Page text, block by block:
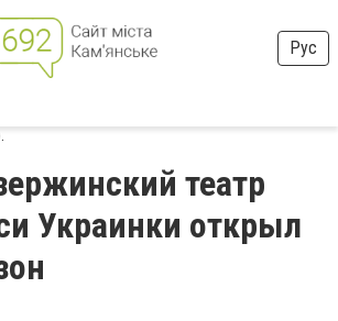
Рус
театр
Украинки открыл